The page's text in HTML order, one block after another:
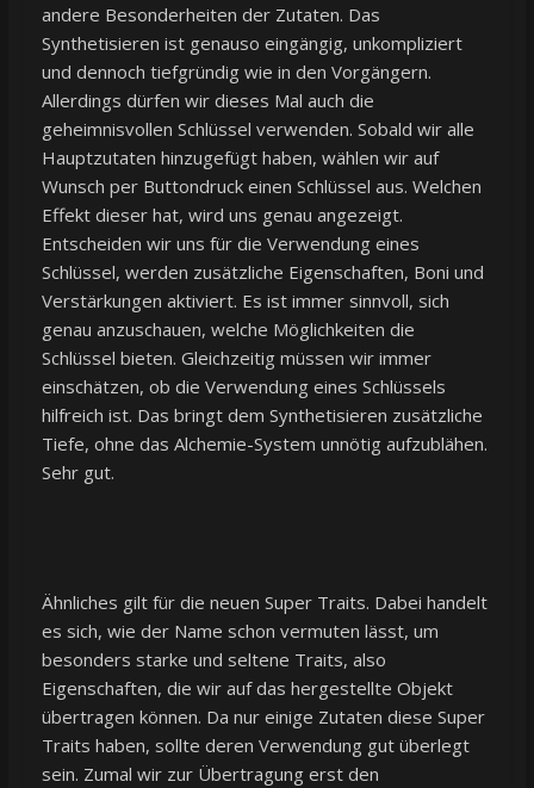
andere Besonderheiten der Zutaten. Das
Synthetisieren ist genauso eingängig, unkompliziert
und dennoch tiefgründig wie in den Vorgängern.
Allerdings dürfen wir dieses Mal auch die
geheimnisvollen Schlüssel verwenden. Sobald wir alle
Hauptzutaten hinzugefügt haben, wählen wir auf
Wunsch per Buttondruck einen Schlüssel aus. Welchen
Effekt dieser hat, wird uns genau angezeigt.
Entscheiden wir uns für die Verwendung eines
Schlüssel, werden zusätzliche Eigenschaften, Boni und
Verstärkungen aktiviert. Es ist immer sinnvoll, sich
genau anzuschauen, welche Möglichkeiten die
Schlüssel bieten. Gleichzeitig müssen wir immer
einschätzen, ob die Verwendung eines Schlüssels
hilfreich ist. Das bringt dem Synthetisieren zusätzliche
Tiefe, ohne das Alchemie-System unnötig aufzublähen.
Sehr gut.
Ähnliches gilt für die neuen Super Traits. Dabei handelt
es sich, wie der Name schon vermuten lässt, um
besonders starke und seltene Traits, also
Eigenschaften, die wir auf das hergestellte Objekt
übertragen können. Da nur einige Zutaten diese Super
Traits haben, sollte deren Verwendung gut überlegt
sein. Zumal wir zur Übertragung erst den